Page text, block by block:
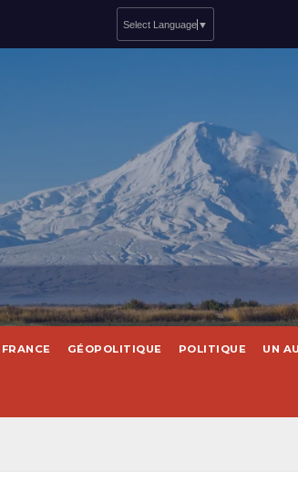
Select Language ▼
FRANCE GÉOPOLITIQUE POLITIQUE UN